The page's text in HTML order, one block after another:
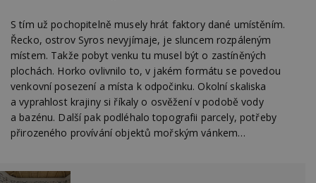
S tím už pochopitelně musely hrát faktory dané umístěním.
Řecko, ostrov Syros nevyjímaje, je sluncem rozpáleným
místem. Takže pobyt venku tu musel být o zastíněných
plochách. Horko ovlivnilo to, v jakém formátu se povedou
venkovní posezení a místa k odpočinku. Okolní skaliska
a vyprahlost krajiny si říkaly o osvěžení v podobě vody
a bazénu. Další pak podléhalo topografii parcely, potřeby
přirozeného provívání objektů mořským vánkem…